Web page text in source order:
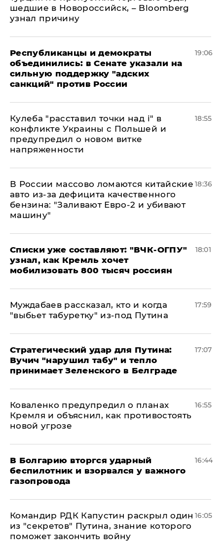
шедшие в Новороссийск, – Bloomberg
узнал причину
Республиканцы и демократы
объединились: в Сенате указали на
сильную поддержку "адских
санкций" против России
19:06
Кулеба "расставил точки над і" в
конфликте Украины с Польшей и
предупредил о новом витке
напряженности
18:55
В России массово ломаются китайские
авто из-за дефицита качественного
бензина: "Заливают Евро-2 и убивают
машину"
18:36
Списки уже составляют: "ВЧК-ОГПУ"
узнал, как Кремль хочет
мобилизовать 800 тысяч россиян
18:01
Муждабаев рассказал, кто и когда
"выбьет табуретку" из-под Путина
17:59
Стратегический удар для Путина:
Вучич "нарушил табу" и тепло
принимает Зеленского в Белграде
17:07
Коваленко предупредил о планах
Кремля и объяснил, как противостоять
новой угрозе
16:55
В Болгарию вторгся ударный
беспилотник и взорвался у важного
газопровода
16:44
Командир РДК Капустин раскрыл один
из "секретов" Путина, знание которого
поможет закончить войну
16:05